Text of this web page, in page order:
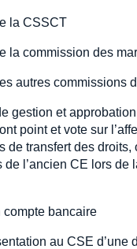
la CSSCT
la commission des
autres commissions
gestion et
point et vote sur
de transfert des droits,
de l’ancien CE lors de
compte bancaire
au CSE d’une